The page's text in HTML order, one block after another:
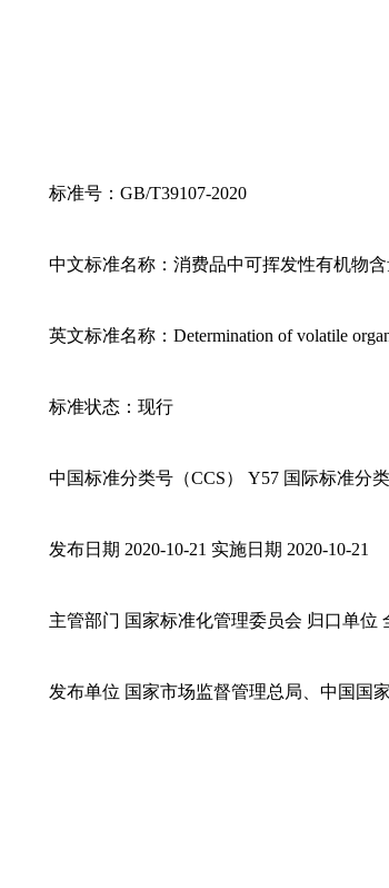
标准号：GB/T39107-2020
中文标准名称：消费品中可挥发性有机物
英文标准名称：Determination of volatile
标准状态：现行
中国标准分类号（CCS） Y57 国际标准分
发布日期 2020-10-21 实施日期 2020-10-21
主管部门 国家标准化管理委员会 归口单位
发布单位 国家市场监督管理总局、中国国